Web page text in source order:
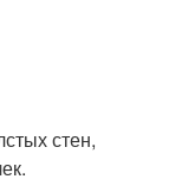
стен,